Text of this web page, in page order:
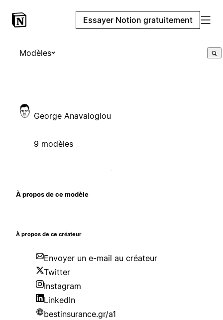
Essayer Notion gratuitement
Modèles
George Anavaloglou
9 modèles
À propos de ce modèle
À propos de ce créateur
Envoyer un e-mail au créateur
Twitter
Instagram
LinkedIn
bestinsurance.gr/a1